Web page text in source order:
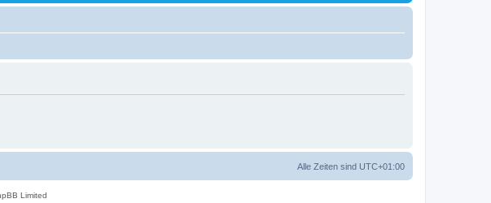
Alle Zeiten sind UTC+01:00
Limited